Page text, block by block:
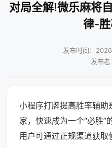
对局全解!微乐麻将
律-
发布时间：
发布
小程序打牌提高胜率辅
家，快速成为一个“必胜”
用户可通过正规渠道获取